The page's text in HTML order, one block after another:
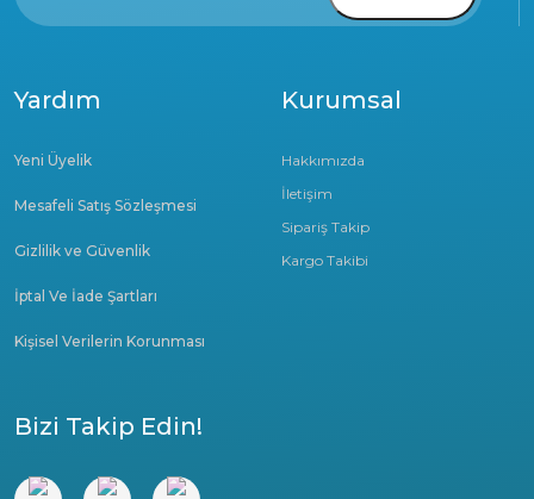
Kurumsal
Hakkımızda
İletişim
Sipariş Takip
Kargo Takibi
Yardım
Yeni Üyelik
Mesafeli Satış Sözleşmesi
Gizlilik ve Güvenlik
İptal Ve İade Şartları
Kişisel Verilerin Korunması
Bizi Takip Edin!